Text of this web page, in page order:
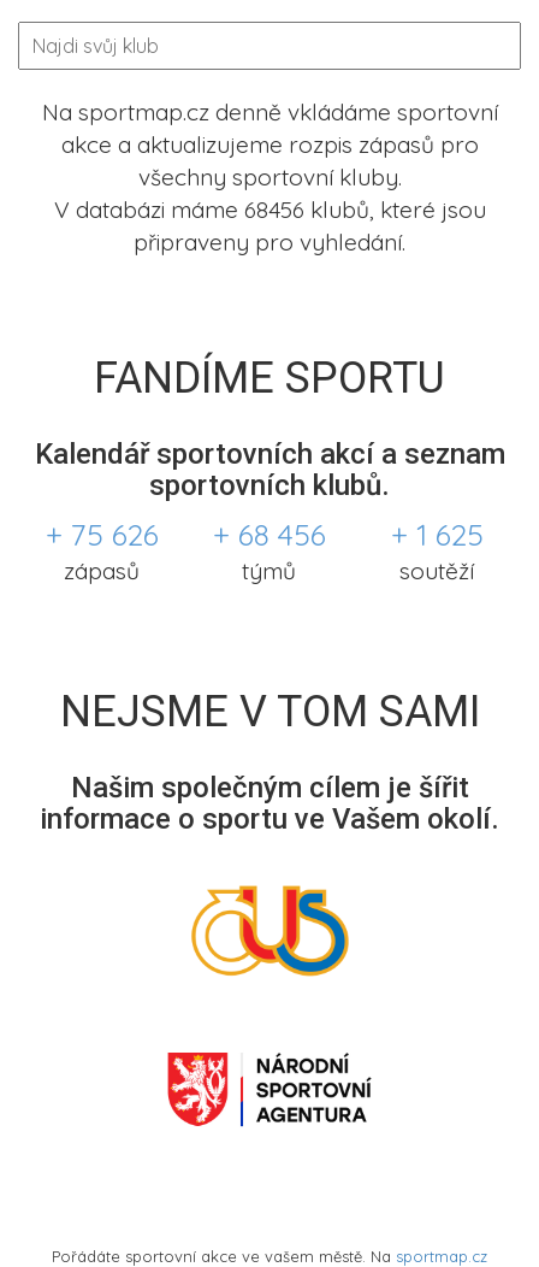
Na sportmap.cz denně vkládáme sportovní
akce a aktualizujeme rozpis zápasů pro
všechny sportovní kluby.
V databázi máme 68456 klubů, které jsou
připraveny pro vyhledání.
FANDÍME SPORTU
Kalendář sportovních akcí a seznam
sportovních klubů.
+ 75 626
zápasů
+ 68 456
týmů
+ 1 625
soutěží
NEJSME V TOM SAMI
Našim společným cílem je šířit
informace o sportu ve Vašem okolí.
Pořádáte sportovní akce ve vašem městě. Na sportmap.cz